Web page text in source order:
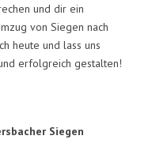
und dir ein
von Siegen nach
heute und lass uns
erfolgreich gestalten!
Siegen